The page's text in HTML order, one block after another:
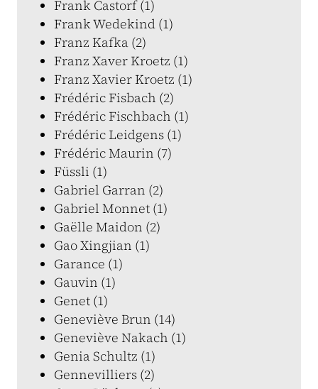
Frank Castorf (1)
Frank Wedekind (1)
Franz Kafka (2)
Franz Xaver Kroetz (1)
Franz Xavier Kroetz (1)
Frédéric Fisbach (2)
Frédéric Fischbach (1)
Frédéric Leidgens (1)
Frédéric Maurin (7)
Füssli (1)
Gabriel Garran (2)
Gabriel Monnet (1)
Gaëlle Maidon (2)
Gao Xingjian (1)
Garance (1)
Gauvin (1)
Genet (1)
Geneviève Brun (14)
Geneviève Nakach (1)
Genia Schultz (1)
Gennevilliers (2)